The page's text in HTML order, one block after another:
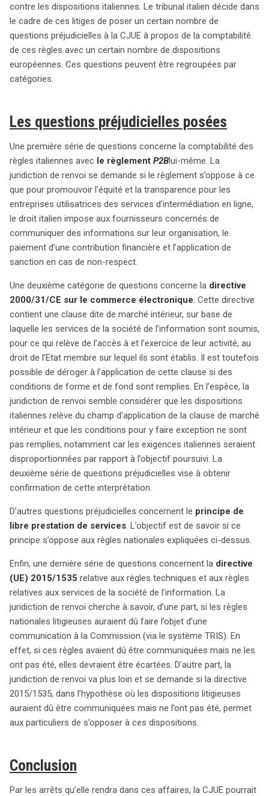
contre les dispositions italiennes. Le tribunal italien décide dans
le cadre de ces litiges de poser un certain nombre de
questions préjudicielles à la CJUE à propos de la comptabilité
de ces règles avec un certain nombre de dispositions
européennes. Ces questions peuvent être regroupées par
catégories.
Les questions préjudicielles posées
Une première série de questions concerne la comptabilité des
règles italiennes avec le règlement P2Blui-même. La
juridiction de renvoi se demande si le règlement s’oppose à ce
que pour promouvoir l’équité et la transparence pour les
entreprises utilisatrices des services d’intermédiation en ligne,
le droit italien impose aux fournisseurs concernés de
communiquer des informations sur leur organisation, le
paiement d’une contribution financière et l’application de
sanction en cas de non-respect.
Une deuxième catégorie de questions concerne la directive
2000/31/CE sur le commerce électronique. Cette directive
contient une clause dite de marché intérieur, sur base de
laquelle les services de la société de l’information sont soumis,
pour ce qui relève de l’accès à et l’exercice de leur activité, au
droit de l’Etat membre sur lequel ils sont établis. Il est toutefois
possible de déroger à l’application de cette clause si des
conditions de forme et de fond sont remplies. En l’espèce, la
juridiction de renvoi semble considérer que les dispositions
italiennes relève du champ d’application de la clause de marché
intérieur et que les conditions pour y faire exception ne sont
pas remplies, notamment car les exigences italiennes seraient
disproportionnées par rapport à l’objectif poursuivi. La
deuxième série de questions préjudicielles vise à obtenir
confirmation de cette interprétation.
D’autres questions préjudicielles concernent le principe de
libre prestation de services. L’objectif est de savoir si ce
principe s’oppose aux règles nationales expliquées ci-dessus.
Enfin, une dernière série de questions concernent la directive
(UE) 2015/1535 relative aux règles techniques et aux règles
relatives aux services de la société de l’information. La
juridiction de renvoi cherche à savoir, d’une part, si les règles
nationales litigieuses auraient dû faire l’objet d’une
communication à la Commission (via le système TRIS). En
effet, si ces règles avaient dû être communiquées mais ne les
ont pas été, elles devraient être écartées. D’autre part, la
juridiction de renvoi va plus loin et se demande si la directive
2015/1535, dans l’hypothèse où les dispositions litigieuses
auraient dû être communiquées mais ne l’ont pas été, permet
aux particuliers de s’opposer à ces dispositions.
Conclusion
Par les arrêts qu’elle rendra dans ces affaires, la CJUE pourrait